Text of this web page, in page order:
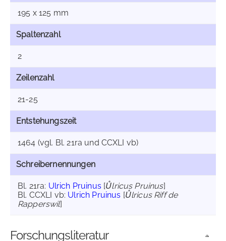
195 x 125 mm
Spaltenzahl
2
Zeilenzahl
21-25
Entstehungszeit
1464 (vgl. Bl. 21ra und CCXLI vb)
Schreibernennungen
Bl. 21ra: Ulrich Pruinus [Ůlricus Pruinus]
Bl. CCXLI vb: Ulrich Pruinus [Ůlricus Riff de
Rapperswil]
Forschungsliteratur